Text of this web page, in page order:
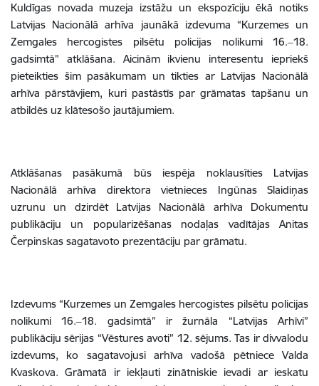
Kuldīgas novada muzeja izstāžu un ekspozīciju ēkā notiks
Latvijas Nacionālā arhīva jaunākā izdevuma “Kurzemes un
Zemgales hercogistes pilsētu policijas nolikumi 16.‒18.
gadsimtā” atklāšana. Aicinām ikvienu interesentu iepriekš
pieteikties šim pasākumam un tikties ar Latvijas Nacionālā
arhīva pārstāvjiem, kuri pastāstīs par grāmatas tapšanu un
atbildēs uz klātesošo jautājumiem.
Atklāšanas pasākumā būs iespēja noklausīties Latvijas
Nacionālā arhīva direktora vietnieces Ingūnas Slaidiņas
uzrunu un dzirdēt Latvijas Nacionālā arhīva Dokumentu
publikāciju un popularizēšanas nodaļas vadītājas Anitas
Čerpinskas sagatavoto prezentāciju par grāmatu.
Izdevums “Kurzemes un Zemgales hercogistes pilsētu policijas
nolikumi 16.‒18. gadsimtā” ir žurnāla “Latvijas Arhīvi”
publikāciju sērijas “Vēstures avoti” 12. sējums. Tas ir divvalodu
izdevums, ko sagatavojusi arhīva vadošā pētniece Valda
Kvaskova. Grāmatā ir iekļauti zinātniskie ievadi ar ieskatu